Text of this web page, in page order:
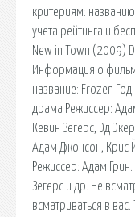
критериям:
учета рейтинга и
New in Town (2009)
Информация о
название: Frozen
драма Режиссер:
Кевин Зегерс, Эд
Адам Джонсон, Крис
Режиссер: Адам
Зегерс и др. Не
всматриваться в